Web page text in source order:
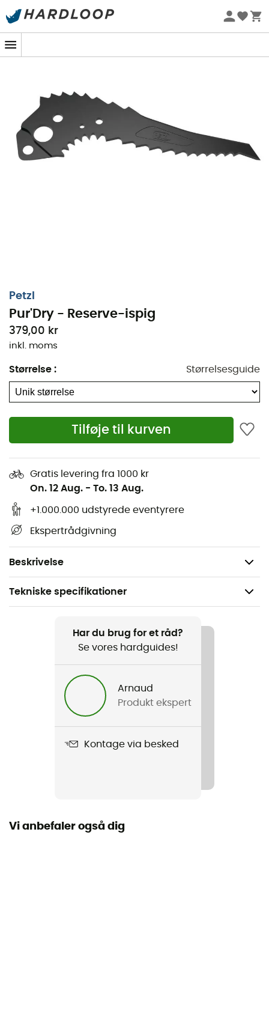
Øko-fremstillet
Petzl
Pur'Dry - Reserve-ispig
379,00 kr
inkl. moms
Størrelse : Størrelsesguide
Tilføje til kurven
Gratis levering fra 1000 kr
On. 12 Aug. - To. 13 Aug.
+1.000.000 udstyrede eventyrere
Ekspertrådgivning
Beskrivelse
Tekniske specifikationer
Har du brug for et råd?
Se vores hardguides!
Arnaud
Produkt ekspert
Kontage via besked
Vi anbefaler også dig